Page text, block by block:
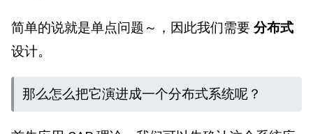
简单的说就是单点问题～，因此我们需要 分布式
设计。
那么怎么把它演进成一个分布式系统呢？